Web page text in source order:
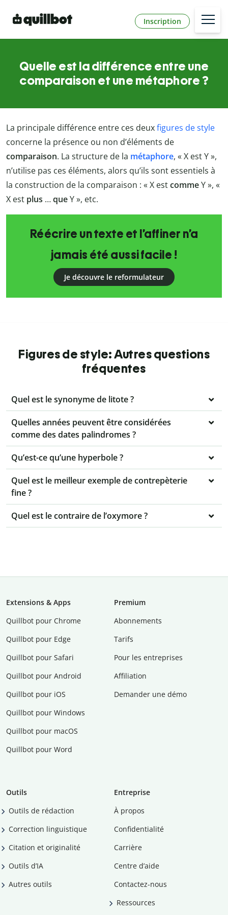
Inscription
Quelle est la différence entre une
comparaison et une métaphore ?
La principale différence entre ces deuxfigures de style
concerne la présence ou non d’éléments de
comparaison. La structure de la métaphore, « X est Y »,
n’utilise pas ces éléments, alors qu’ils sont essentiels à
la construction de la comparaison : « X estcommeY », «
X est plus …queY », etc.
Réécrire un texte et l’affiner n’a
jamais été aussi facile !
Je découvre le reformulateur
Figures de style: Autres questions
fréquentes
Quel est le synonyme de litote ?
Quelles années peuvent être considérées
comme des dates palindromes ?
Qu’est-ce qu’une hyperbole ?
Quel est le meilleur exemple de contrepèterie
fine ?
Quel est le contraire de l’oxymore ?
Extensions & Apps
Quillbot pour Chrome
Quillbot pour Edge
Quillbot pour Safari
Quillbot pour Android
Quillbot pour iOS
Quillbot pour Windows
Quillbot pour macOS
Quillbot pour Word
Premium
Abonnements
Tarifs
Pour les entreprises
Affiliation
Demander une démo
Outils
Outils de rédaction
Correction linguistique
Citation et originalité
Outils d’IA
Autres outils
Entreprise
À propos
Confidentialité
Carrière
Centre d’aide
Contactez-nous
Ressources